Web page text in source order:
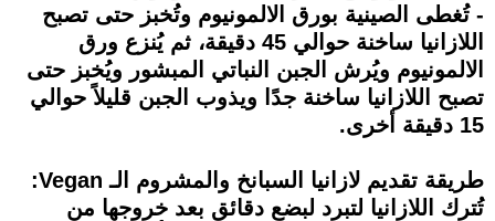
- تُغطى الصينية بورق الالمونيوم وتُخبز حتى تصبح
اللازانيا ساخنة حوالي 45 دقيقة، ثم يُنزع ورق
الالمونيوم ويُرش الجبن النباتي المبشور ويُخبز حتى
تصبح اللازانيا ساخنة جدًا ويذوب الجبن قليلاً حوالي
15 دقيقة أخرى.
طريقة تقديم لازانيا السبانخ والمشروم الـ Vegan:
تُترك اللازانيا لتبرد لبضع دقائق بعد خروجها من